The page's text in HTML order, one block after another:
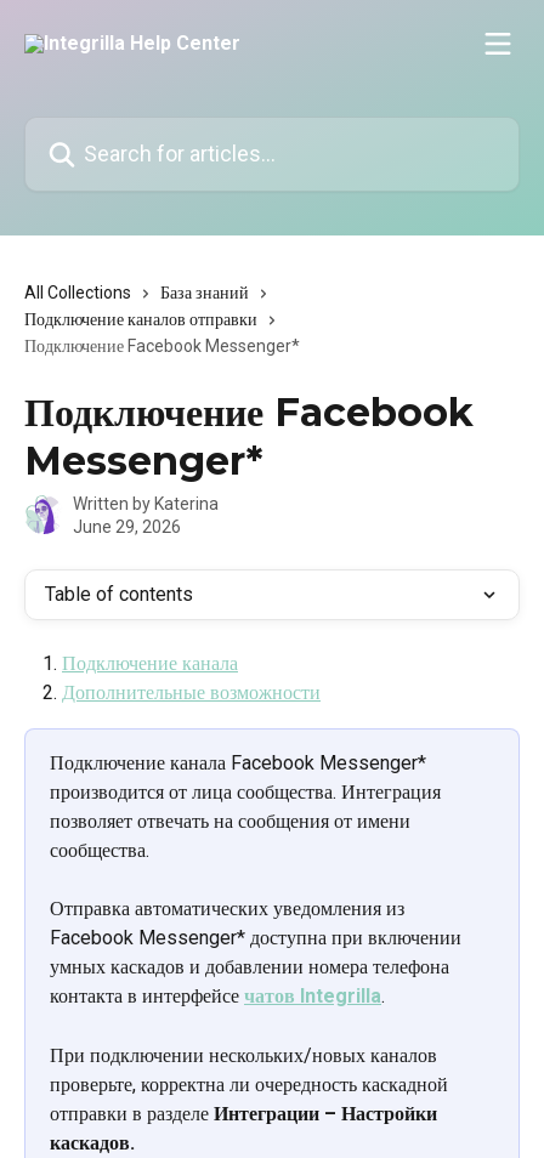
All Collections
База знаний
Подключение каналов отправки
Подключение Facebook Messenger*
Подключение Facebook
Messenger*
Written by Katerina
June 29, 2026
Table of contents
Подключение канала
Дополнительные возможности
Подключение канала Facebook Messenger*
производится от лица сообщества. Интеграция
позволяет отвечать на сообщения от имени
сообщества.
Отправка автоматических уведомления из
Facebook Messenger* доступна при включении
умных каскадов и добавлении номера телефона
контакта в интерфейсе чатов Integrilla.
При подключении нескольких/новых каналов
проверьте, корректна ли очередность каскадной
отправки в разделе Интеграции – Настройки
каскадов.